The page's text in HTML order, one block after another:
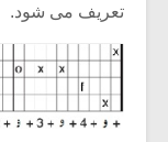
تعریف می شود.